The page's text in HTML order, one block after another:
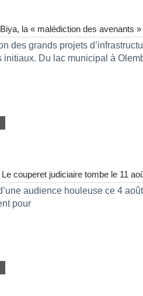
la « malédiction des avenants
des grands projets
initiaux. Du lac municipal à
couperet judiciaire tombe le 11
audience houleuse ce 4
pour